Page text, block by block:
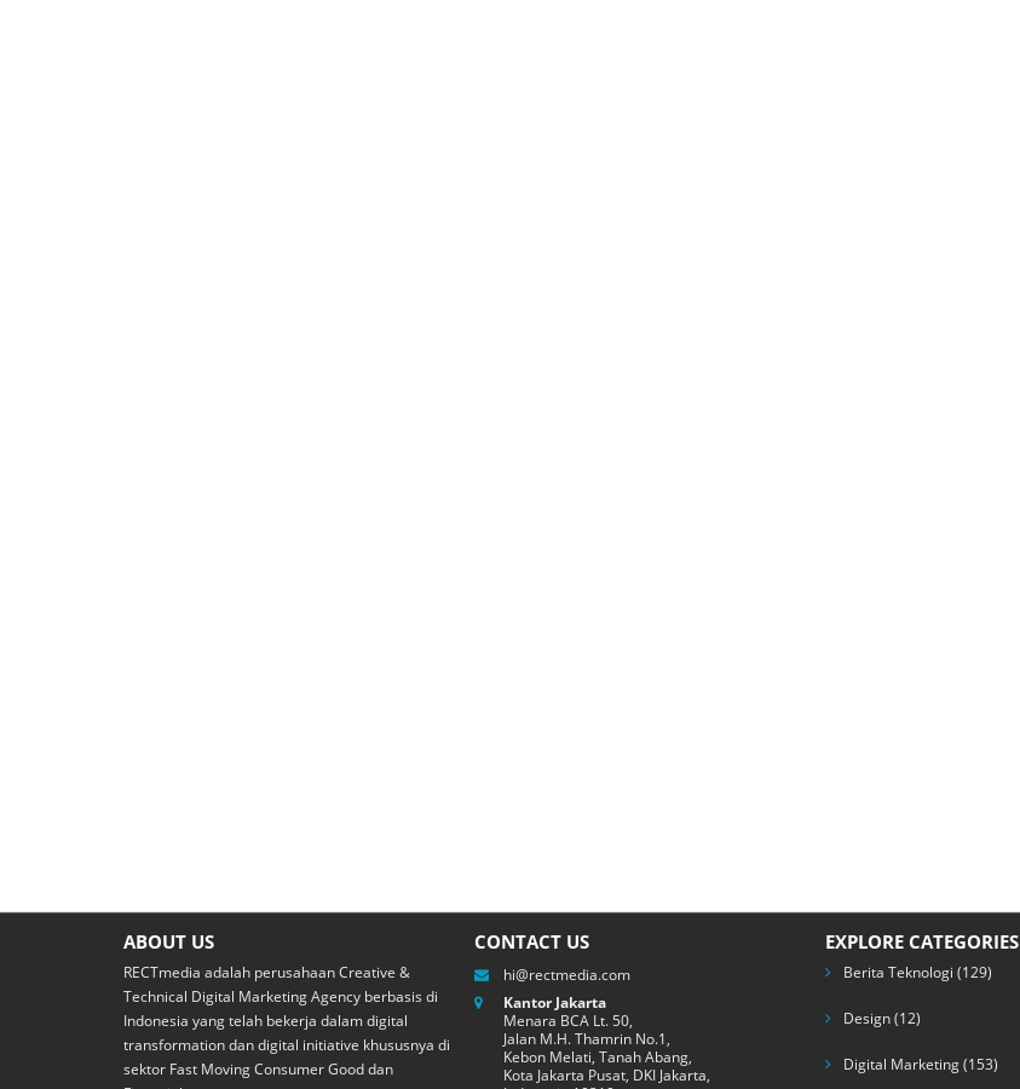
ABOUT US
RECTmedia adalah perusahaan Creative &
Technical Digital Marketing Agency berbasis di
Indonesia yang telah bekerja dalam digital
transformation dan digital initiative khususnya di
sektor Fast Moving Consumer Good dan
CONTACT US
hi@rectmedia.com
Kantor Jakarta
Menara BCA Lt. 50,
Jalan M.H. Thamrin No.1,
Kebon Melati, Tanah Abang,
Kota Jakarta Pusat, DKI Jakarta,
EXPLORE CATEGORIES
Berita Teknologi (129)
Design(12)
Digital Marketing(153)